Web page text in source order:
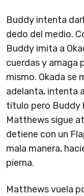
Buddy intenta
dedo del medio.
Buddy imita a
cuerdas y amaga
mismo. Okada se
adelanta, intenta
título pero Buddy
Matthews sigue
detiene con un
mala manera,
pierna.
Matthews vuela